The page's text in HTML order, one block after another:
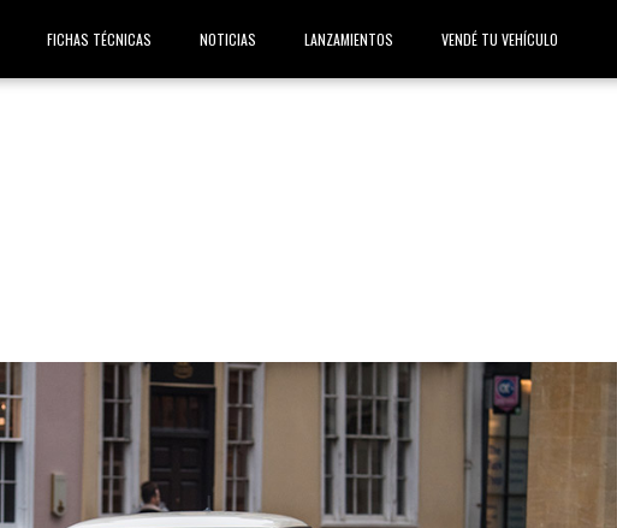
FICHAS TÉCNICAS NOTICIAS LANZAMIENTOS VENDÉ TU VEHÍCULO